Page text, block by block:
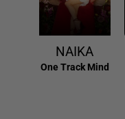
NAIKA
One Track Mind